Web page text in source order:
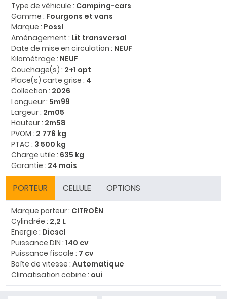
Type de véhicule : Camping-cars
Gamme : Fourgons et vans
Marque : Possl
Aménagement : Lit transversal
Date de mise en circulation : NEUF
Kilométrage : NEUF
Couchage(s) : 2+1 opt
Place(s) carte grise : 4
Collection : 2026
Longueur : 5m99
Largeur : 2m05
Hauteur : 2m58
PVOM : 2 776 kg
PTAC : 3 500 kg
Charge utile : 635 kg
Garantie : 24 mois
PORTEUR CELLULE OPTIONS
Marque porteur : CITROËN
Cylindrée : 2,2 L
Energie : Diesel
Puissance DIN :140 cv
Puissance fiscale : 7 cv
Boîte de vitesse :Automatique
Climatisation cabine : oui